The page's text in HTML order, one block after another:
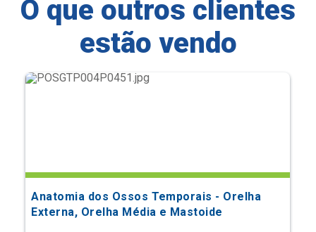
O que outros clientes
estão vendo
Anatomia dos Ossos Temporais - Orelha
Externa, Orelha Média e Mastoide